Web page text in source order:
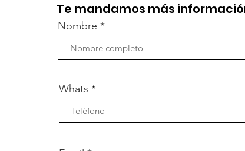
Te mandamos más
Nombre
Whats